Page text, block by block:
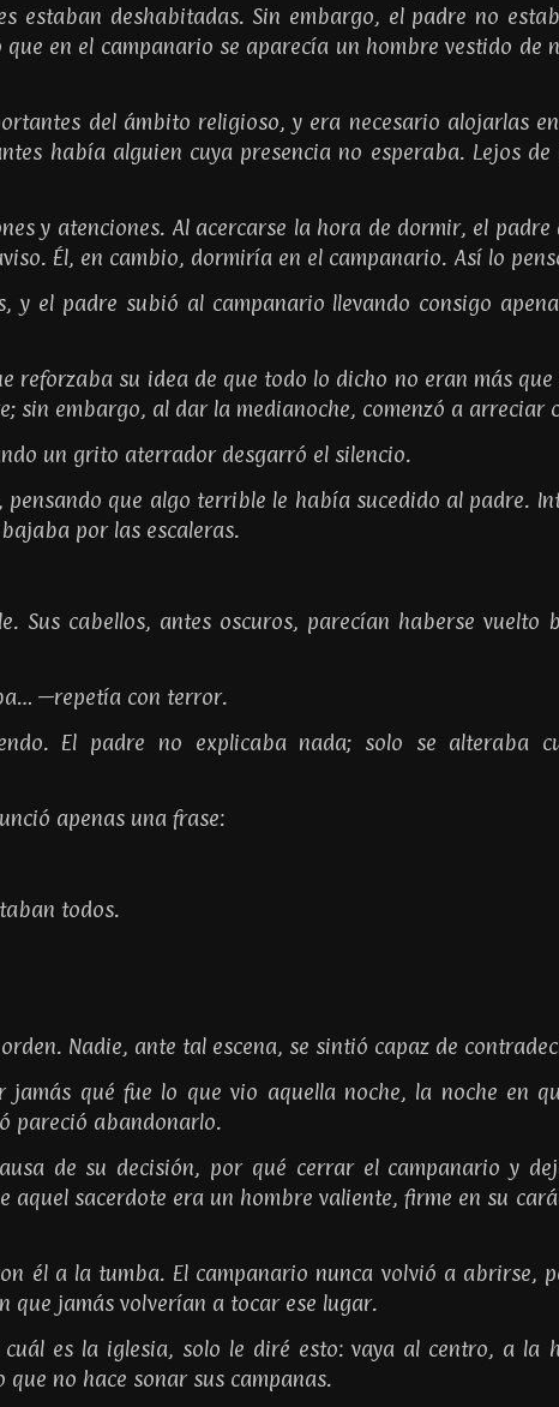
estaban deshabitadas. Sin embargo, el padre no
en el campanario se aparecía un hombre vestido de
del ámbito religioso, y era necesario alojarlas
había alguien cuya presencia no esperaba. Lejos
y atenciones. Al acercarse la hora de dormir, el
Él, en cambio, dormiría en el campanario. Así lo
y el padre subió al campanario llevando consigo
reforzaba su idea de que todo lo dicho no eran más
sin embargo, al dar la medianoche, comenzó a arreciar
un grito aterrador desgarró el silencio.
pensando que algo terrible le había sucedido al padre.
por las escaleras.
Sus cabellos, antes oscuros, parecían haberse vuelto
—repetía con terror.
El padre no explicaba nada; solo se alteraba
apenas una frase:
todos.
Nadie, ante tal escena, se sintió capaz de
jamás qué fue lo que vio aquella noche, la noche en
pareció abandonarlo.
de su decisión, por qué cerrar el campanario y
aquel sacerdote era un hombre valiente, firme en su
él a la tumba. El campanario nunca volvió a abrirse,
que jamás volverían a tocar ese lugar.
es la iglesia, solo le diré esto: vaya al centro, a la
no hace sonar sus campanas.